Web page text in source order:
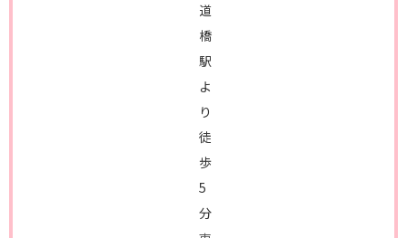
道
橋
駅
よ
り
徒
歩
5
分